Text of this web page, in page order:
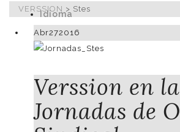
Idioma
DEMO - EXAMPLE
VERSSION > Stes
Abr272016
Verssion en
Jornadas de